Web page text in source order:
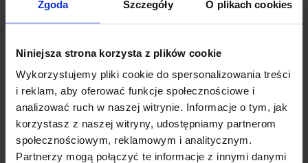
Zgoda Szczegóły O plikach cookies
Niniejsza strona korzysta z plików cookie
Wykorzystujemy pliki cookie do spersonalizowania treści
i reklam, aby oferować funkcje społecznościowe i
analizować ruch w naszej witrynie. Informacje o tym, jak
korzystasz z naszej witryny, udostępniamy partnerom
społecznościowym, reklamowym i analitycznym.
Partnerzy mogą połączyć te informacje z innymi danymi